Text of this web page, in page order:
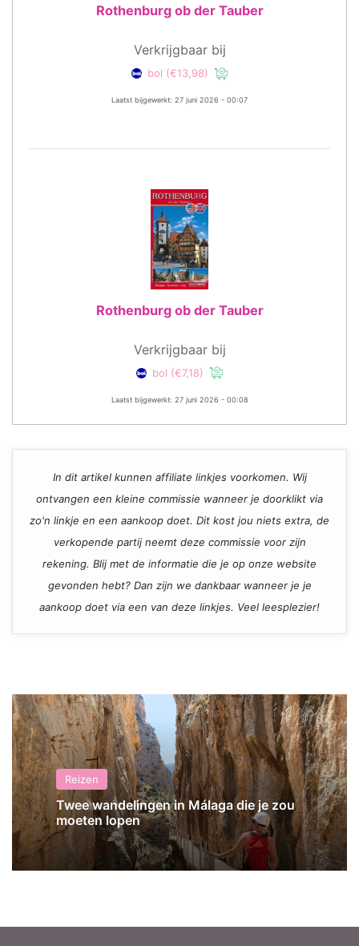
Rothenburg ob der Tauber
Verkrijgbaar bij
bol (€13,98)
Laatst bijgewerkt: 27 juni 2026 - 00:07
Rothenburg ob der Tauber
Verkrijgbaar bij
bol (€7,18)
Laatst bijgewerkt: 27 juni 2026 - 00:08
In dit artikel kunnen affiliate linkjes voorkomen. Wij
ontvangen een kleine commissie wanneer je doorklikt via
zo'n linkje en een aankoop doet. Dit kost jou niets extra, de
verkopende partij neemt deze commissie voor zijn
rekening. Blij met de informatie die je op onze website
gevonden hebt? Dan zijn we dankbaar wanneer je je
aankoop doet via een van deze linkjes. Veel leesplezier!
Reizen
Twee wandelingen in Málaga die je zou
moeten lopen